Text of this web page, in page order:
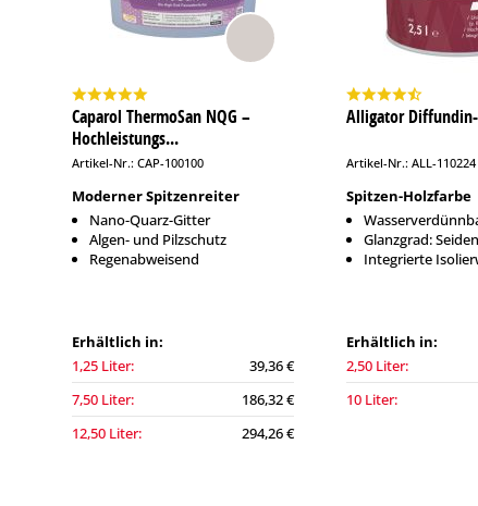
Caparol ThermoSan NQG –
Hochleistungs...
Artikel-Nr.: CAP-100100
Moderner Spitzenreiter
Nano-Quarz-Gitter
Algen- und Pilzschutz
Regenabweisend
Erhältlich in:
1,25 Liter:
39,36 €
7,50 Liter:
186,32 €
12,50 Liter:
294,26 €
Alligator
Artikel-Nr.: ALL-110224
Spitzen-Holzfarbe
Glanzgrad:
Integrierte
Erhältlich in:
2,50 Liter:
10 Liter: